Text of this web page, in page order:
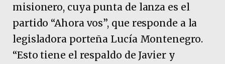
misionero, cuya punta de lanza es el
partido “Ahora vos”, que responde a la
legisladora porteña Lucía Montenegro.
“Esto tiene el respaldo de Javier y